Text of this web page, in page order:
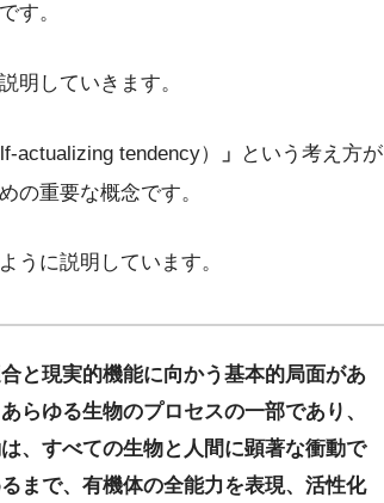
す。
明していきます。
actualizing tendency） 」
という考え方が
の重要な概念です。
うに説明しています。
と現実的機能に向かう基本的局面があ
らゆる生物のプロセスの一部であり、
、すべての生物と人間に顕著な衝動で
まで、有機体の全能力を表現、活性化